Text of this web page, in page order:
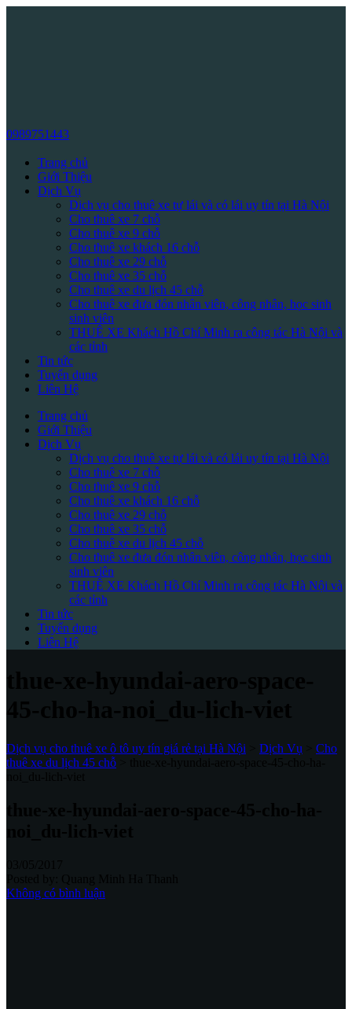
0989751443
Trang chủ
Giới Thiệu
Dịch Vụ
Dịch vụ cho thuê xe tự lái và có lái uy tín tại Hà Nội
Cho thuê xe 7 chỗ
Cho thuê xe 9 chỗ
Cho thuê xe khách 16 chỗ
Cho thuê xe 29 chỗ
Cho thuê xe 35 chỗ
Cho thuê xe du lịch 45 chỗ
Cho thuê xe đưa đón nhân viên, công nhân, học sinh
sinh viên
THUÊ XE Khách Hồ Chí Minh ra công tác Hà Nội và
các tỉnh
Tin tức
Tuyển dụng
Liên Hệ
Trang chủ
Giới Thiệu
Dịch Vụ
Dịch vụ cho thuê xe tự lái và có lái uy tín tại Hà Nội
Cho thuê xe 7 chỗ
Cho thuê xe 9 chỗ
Cho thuê xe khách 16 chỗ
Cho thuê xe 29 chỗ
Cho thuê xe 35 chỗ
Cho thuê xe du lịch 45 chỗ
Cho thuê xe đưa đón nhân viên, công nhân, học sinh
sinh viên
THUÊ XE Khách Hồ Chí Minh ra công tác Hà Nội và
các tỉnh
Tin tức
Tuyển dụng
Liên Hệ
Dịch vụ cho thuê xe ô tô uy tín giá rẻ tại Hà Nội Dịch Vụ
Cho
thuê xe du lịch 45 chỗ
Không có bình luận